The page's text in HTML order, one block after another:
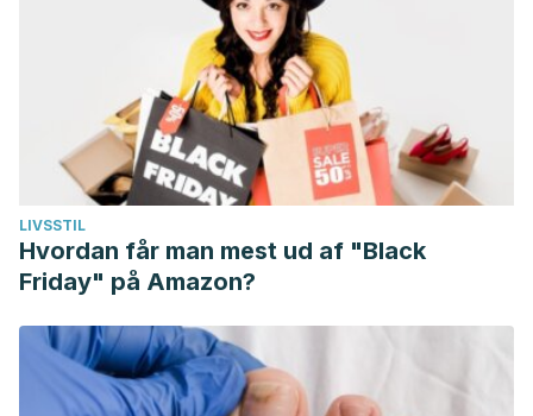
LIVSSTIL
Hvordan får man mest ud af "Black
Friday" på Amazon?